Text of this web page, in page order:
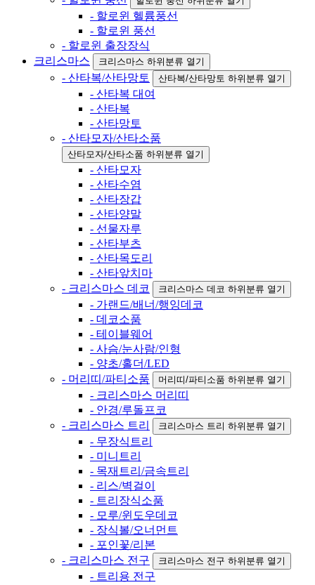
- 할로윈 헬륨풍선
- 할로윈 풍선
- 할로윈 출장장식
크리스마스
크리스마스 하위분류 열기
- 산타복/산타망토 산타복/산타망토 하위분류 열기
- 산타복 대여
- 산타복
- 산타망토
- 산타모자/산타소품
산타모자/산타소품 하위분류 열기
- 산타모자
- 산타수염
- 산타장갑
- 산타양말
- 선물자루
- 산타부츠
- 산타목도리
- 산타앞치마
- 크리스마스 데코
크리스마스 데코 하위분류 열기
- 가랜드/배너/행잉데코
- 데코소품
- 테이블웨어
- 사슴/눈사람/인형
- 양초/홀더/LED
- 머리띠/파티소품
머리띠/파티소품 하위분류 열기
- 크리스마스 머리띠
- 안경/루돌프코
- 크리스마스 트리
크리스마스 트리 하위분류 열기
- 무장식트리
- 미니트리
- 목재트리/금속트리
- 리스/벽걸이
- 트리장식소품
- 모루/윈도우데코
- 장식볼/오너먼트
- 포인꽃/리본
- 크리스마스 전구
크리스마스 전구 하위분류 열기
- 트리용 전구